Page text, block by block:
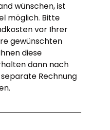
wünschen, ist
möglich. Bitte
vor Ihrer
gewünschten
diese
dann nach
Rechnung